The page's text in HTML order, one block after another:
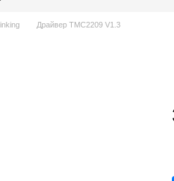
Драйвер TMC2209 V1.3